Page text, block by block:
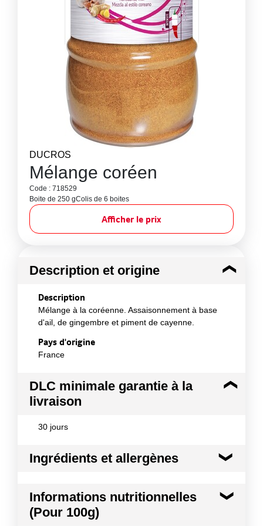
DUCROS
Mélange coréen
Code : 718529
Boite de 250 gColis de 6 boites
Afficher le prix
Description et origine
Description
Mélange à la coréenne. Assaisonnement à base
d'ail, de gingembre et piment de cayenne.
Pays d'origine
France
DLC minimale garantie à la
livraison
30 jours
Ingrédients et allergènes
Ail déshydraté (12%), amidon modifié, poivron rouge
déshydraté, gingembre (8%), sucre, farine de BLE,
sauce SOJA en poudre (maltodextrine, sel, SOJA,
Informations nutritionnelles
(Pour 100g)